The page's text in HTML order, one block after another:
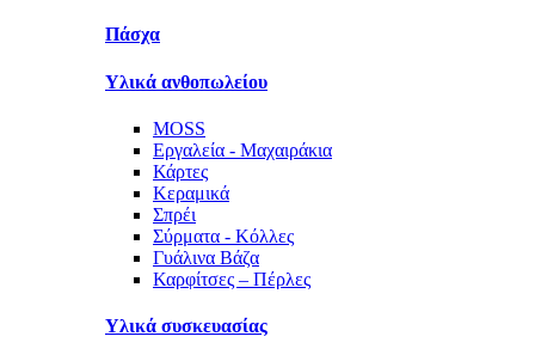
Πάσχα
Υλικά ανθοπωλείου
MOSS
Εργαλεία - Μαχαιράκια
Κάρτες
Κεραμικά
Σπρέι
Σύρματα - Κόλλες
Γυάλινα Βάζα
Καρφίτσες – Πέρλες
Υλικά συσκευασίας